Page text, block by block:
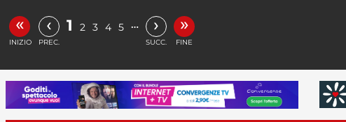
«
INIZIO
‹
PREC.
1 2 3 4 5 … ›
SUCC.
»
FINE